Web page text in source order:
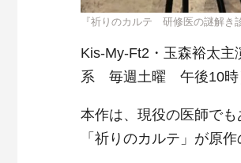
『祈りのカルテ 研修医の謎解
Kis-My-Ft2・玉森裕太
系 毎週土曜 午後10時
本作は、現役の医師で
「祈りのカルテ」が原